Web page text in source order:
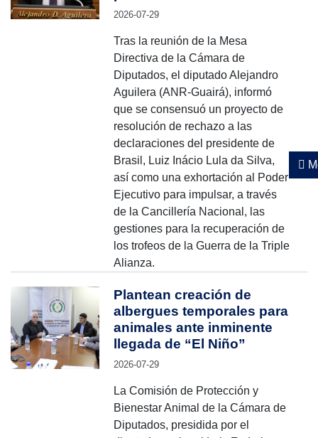
2026-07-29
Tras la reunión de la Mesa
Directiva de la Cámara de
Diputados, el diputado Alejandro
Aguilera (ANR-Guairá), informó
que se consensuó un proyecto de
resolución de rechazo a las
declaraciones del presidente de
Brasil, Luiz Inácio Lula da Silva,
así como una exhortación al Poder
Ejecutivo para impulsar, a través
de la Cancillería Nacional, las
gestiones para la recuperación de
los trofeos de la Guerra de la Triple
Alianza.
Plantean creación de
albergues temporales para
animales ante inminente
llegada de “El Niño”
2026-07-29
La Comisión de Protección y
Bienestar Animal de la Cámara de
Diputados, presidida por el